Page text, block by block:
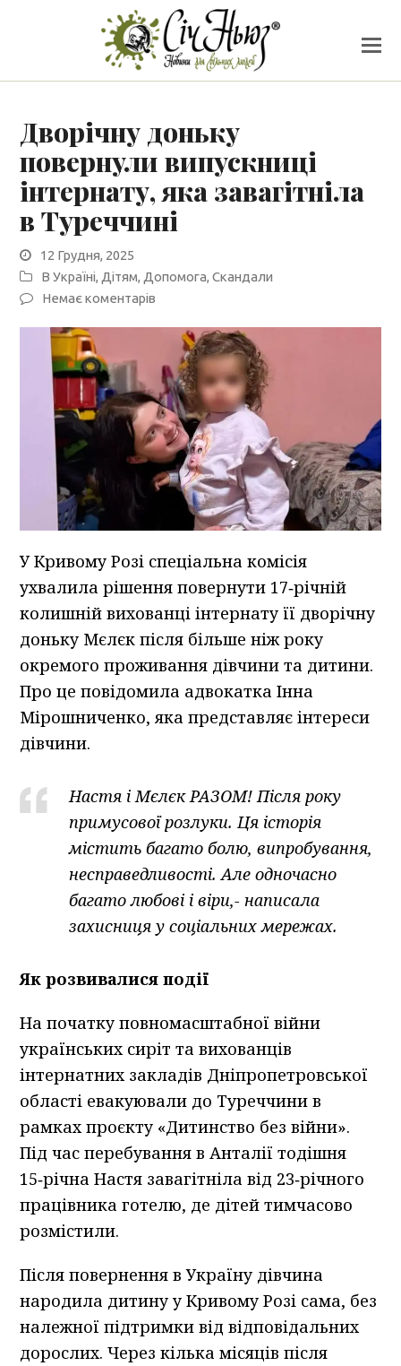
Дворічну доньку
повернули випускниці
інтернату, яка завагітніла
в Туреччині
12 Грудня, 2025
В Україні, Дітям, Допомога,Скандали
Немає коментарів
У Кривому Розі спеціальна комісія
ухвалила рішення повернути 17‑річній
колишній вихованці інтернату її дворічну
доньку Мєлєк після більше ніж року
окремого проживання дівчини та дитини.
Про це повідомила адвокатка Інна
Мірошниченко, яка представляє інтереси
дівчини.
Настя і Мєлєк РАЗОМ! Після року
примусової розлуки. Ця історія
містить багато болю, випробування,
несправедливості. Але одночасно
багато любові і віри,- написала
захисниця у соціальних мережах.
Як розвивалися події
На початку повномасштабної війни
українських сиріт та вихованців
інтернатних закладів Дніпропетровської
області евакуювали до Туреччини в
рамках проєкту «Дитинство без війни».
Під час перебування в Анталії тодішня
15‑річна Настя завагітніла від 23‑річного
працівника готелю, де дітей тимчасово
розмістили.
Після повернення в Україну дівчина
народила дитину у Кривому Розі сама, без
належної підтримки від відповідальних
дорослих. Через кілька місяців після